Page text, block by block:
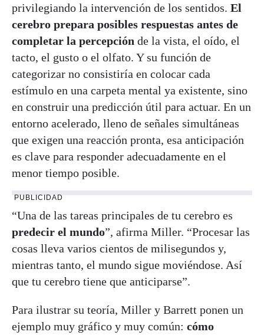
privilegiando la intervención de los sentidos. El
cerebro prepara posibles respuestas antes de
completar la percepción de la vista, el oído, el
tacto, el gusto o el olfato. Y su función de
categorizar no consistiría en colocar cada
estímulo en una carpeta mental ya existente, sino
en construir una predicción útil para actuar. En un
entorno acelerado, lleno de señales simultáneas
que exigen una reacción pronta, esa anticipación
es clave para responder adecuadamente en el
menor tiempo posible.
PUBLICIDAD
“Una de las tareas principales de tu cerebro es
predecir el mundo”, afirma Miller. “Procesar las
cosas lleva varios cientos de milisegundos y,
mientras tanto, el mundo sigue moviéndose. Así
que tu cerebro tiene que anticiparse”.
Para ilustrar su teoría, Miller y Barrett ponen un
ejemplo muy gráfico y muy común: cómo